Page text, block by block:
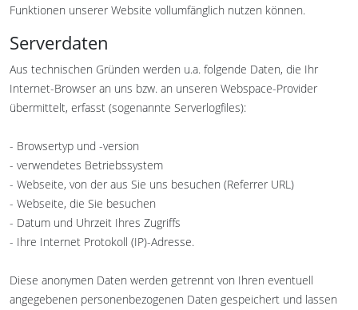
Funktionen unserer Website vollumfänglich nutzen können.
Serverdaten
Aus technischen Gründen werden u.a. folgende Daten, die Ihr
Internet-Browser an uns bzw. an unseren Webspace-Provider
übermittelt, erfasst (sogenannte Serverlogfiles):
- Browsertyp und -version
- verwendetes Betriebssystem
- Webseite, von der aus Sie uns besuchen (Referrer URL)
- Webseite, die Sie besuchen
- Datum und Uhrzeit Ihres Zugriffs
- Ihre Internet Protokoll (IP)-Adresse.
Diese anonymen Daten werden getrennt von Ihren eventuell
angegebenen personenbezogenen Daten gespeichert und lassen